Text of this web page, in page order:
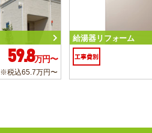
59.8万円〜
※税込65.7万円〜
給湯器リフォーム
工事費別